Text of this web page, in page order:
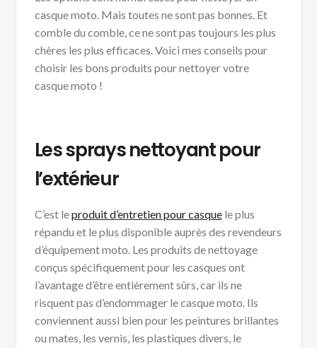
casque moto. Mais toutes ne sont pas bonnes. Et
comble du comble, ce ne sont pas toujours les plus
chères les plus efficaces. Voici mes conseils pour
choisir les bons produits pour nettoyer votre
casque moto !
Les sprays nettoyant pour
l’extérieur
C’est leproduit d’entretien pour casquele plus
répandu et le plus disponible auprès des revendeurs
d’équipement moto. Les produits de nettoyage
conçus spécifiquement pour les casques ont
l’avantage d’être entièrement sûrs, car ils ne
risquent pas d’endommager le casque moto. Ils
conviennent aussi bien pour les peintures brillantes
ou mates, les vernis, les plastiques divers, le